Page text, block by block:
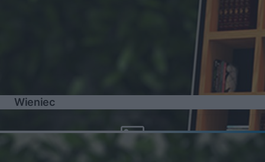
Wieniec